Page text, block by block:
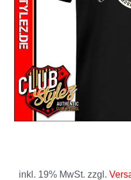
inkl. 19% MwSt. zzgl.